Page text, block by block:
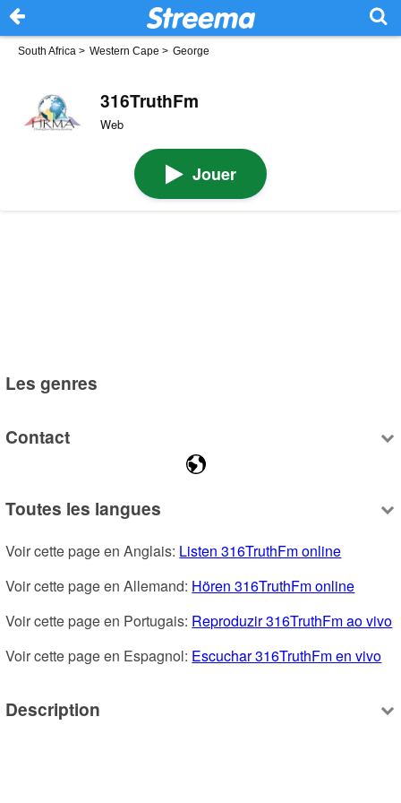
South Africa > Western Cape > George
316TruthFm
Web
Jouer
Les genres
Contact
Toutes les langues
Voir cette page en Anglais: Listen 316TruthFm online
Voir cette page en Allemand: Hören 316TruthFm online
Voir cette page en Portugais: Reproduzir 316TruthFm ao vivo
Voir cette page en Espagnol: Escuchar 316TruthFm en vivo
Description